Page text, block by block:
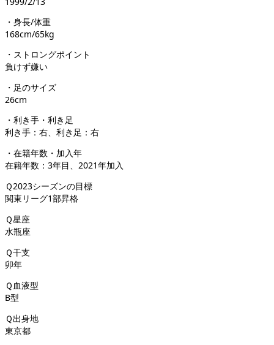
・身長/体重
168cm/65kg
・ストロングポイント
負けず嫌い
・足のサイズ
26cm
・利き手・利き足
利き手：右、利き足：右
・在籍年数・加入年
在籍年数：3年目、2021年加入
Ｑ2023シーズンの目標
関東リーグ1部昇格
Ｑ星座
水瓶座
Ｑ干支
卯年
Ｑ血液型
B型
Ｑ出身地
東京都